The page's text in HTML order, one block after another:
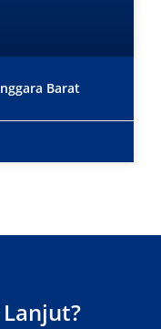
Barat